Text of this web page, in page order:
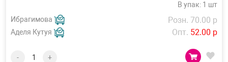
В упак: 1 шт
Ибрагимова
Аделя Кутуя
Розн. 70.00 р
Опт. 52.00 р
- +